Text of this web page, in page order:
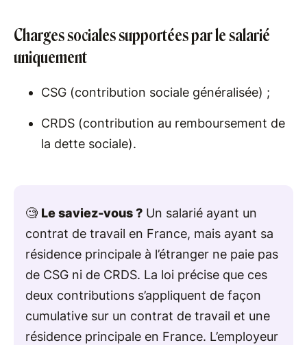
Charges sociales supportées par le salarié
uniquement
CSG (contribution sociale généralisée) ;
CRDS (contribution au remboursement de
la dette sociale).
🧐 Le saviez-vous ? Un salarié ayant un
contrat de travail en France, mais ayant sa
résidence principale à l’étranger ne paie pas
de CSG ni de CRDS. La loi précise que ces
deux contributions s’appliquent de façon
cumulative sur un contrat de travail et une
résidence principale en France. L’employeur